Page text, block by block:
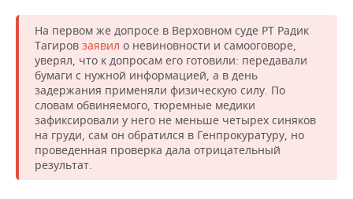
На первом же допросе в Верховном суде РТ Радик
Тагиров заявил о невиновности и самооговоре,
уверял, что к допросам его готовили: передавали
бумаги с нужной информацией, а в день
задержания применяли физическую силу. По
словам обвиняемого, тюремные медики
зафиксировали у него не меньше четырех синяков
на груди, сам он обратился в Генпрокуратуру, но
проведенная проверка дала отрицательный
результат.